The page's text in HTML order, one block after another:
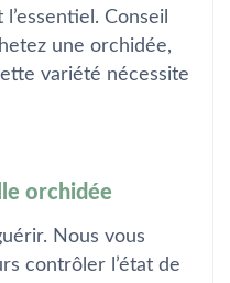
Conseil
une orchidée,
variété nécessite
orchidée
Nous vous
contrôler l’état de